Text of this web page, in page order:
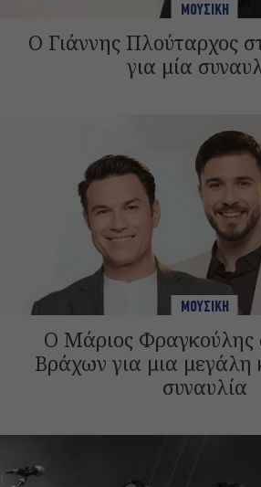
ΜΟΥΣΙΚΗ
Ο Γιάννης Πλούταρχος
για μία
ΜΟΥΣΙΚΗ
Ο Μάριος Φραγκούλης
Βράχων για μια μεγάλη
συναυλία